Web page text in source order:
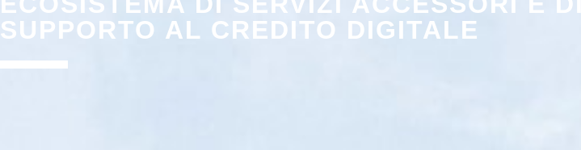
SUPPORTO AL CREDITO DIGITALE